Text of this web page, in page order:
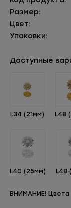
Размер:
Цвет:
Упаковки:
Доступные
L34 (21мм) L48
L40 (25мм) L48
ВНИМАНИЕ! Цвета